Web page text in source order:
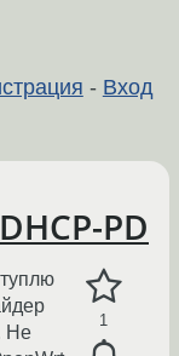
- Вход
PD
1
Не